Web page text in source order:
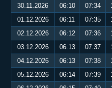
30.11.2026
06:10 07:34
01.12.2026
06:11 07:35
02.12.2026
06:12 07:36
03.12.2026
06:13 07:37
04.12.2026
06:13 07:38
05.12.2026
06:14 07:39